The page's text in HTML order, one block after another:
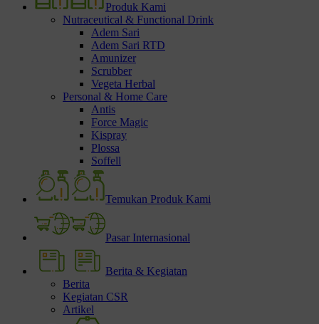
Produk Kami
Nutraceutical & Functional Drink
Adem Sari
Adem Sari RTD
Amunizer
Scrubber
Vegeta Herbal
Personal & Home Care
Antis
Force Magic
Kispray
Plossa
Soffell
Temukan Produk Kami
Pasar Internasional
Berita & Kegiatan
Berita
Kegiatan CSR
Artikel